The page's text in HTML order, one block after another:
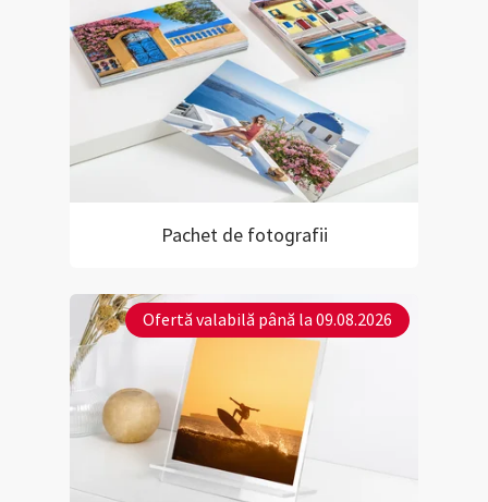
Pachet de fotografii
Ofertă valabilă până la 09.08.2026